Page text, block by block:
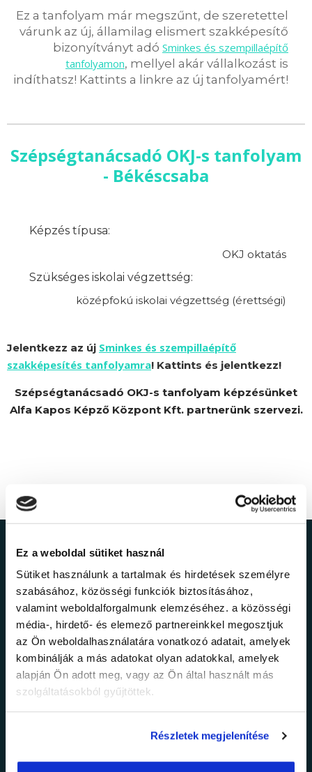
Ez a weboldal sütiket használ
Sütiket használunk a tartalmak és hirdetések személyre
szabásához, közösségi funkciók biztosításához,
valamint weboldalforgalmunk elemzéséhez. a közösségi
média-, hirdető- és elemező partnereinkkel megosztjuk
az Ön weboldalhasználatára vonatkozó adatait, amelyek
kombinálják a más adatokat olyan adatokkal, amelyek
alapján Ön adott meg, vagy az Ön által használt más
szolgáltatásokból gyűjtöttek.
Részletek megjelenítése
Ez a tanfolyam már megszűnt, de szeretettel
várunk az új, államilag elismert szakképesítő
bizonyítványt adó Sminkes és szempillaépítő
tanfolyamon, mellyel akár vállalkozást is
indíthatsz! Kattints a linkre az új tanfolyamért!
Szépségtanácsadó OKJ-s tanfolyam
- Békéscsaba
Képzés típusa:
OKJ oktatás
Szükséges iskolai végzettség:
középfokú iskolai végzettség (érettségi)
Jelentkezz az új Sminkes és szempillaépítő
szakképesítés tanfolyamra! Kattints és jelentkezz!
Szépségtanácsadó OKJ-s tanfolyam képzésünket
Alfa Kapos Képző Központ Kft. partnerünk szervezi.
Ne maradj le a
legfrissebb
információkról!
Értesülj elsőként legújabb tanfolyamainkról,
legfrissebb híreinkről és időszakos
promócióinkról.